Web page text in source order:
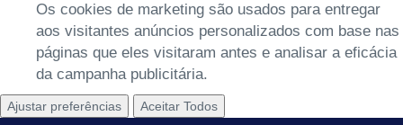
Os cookies de marketing são usados para entregar
aos visitantes anúncios personalizados com base nas
páginas que eles visitaram antes e analisar a eficácia
da campanha publicitária.
Ajustar preferências Aceitar Todos